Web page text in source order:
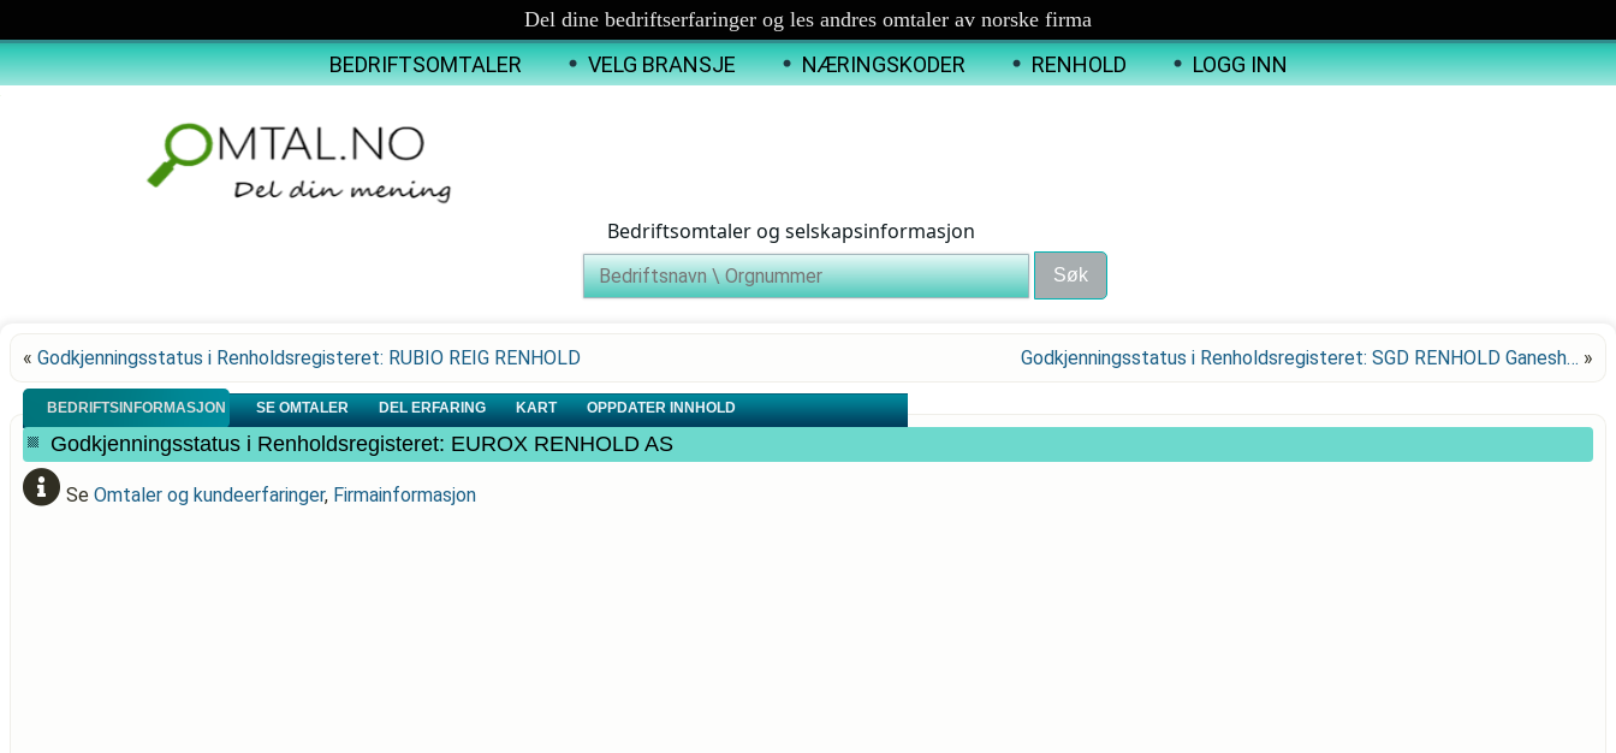
Del dine bedriftserfaringer og les andres omtaler av norske firma
BEDRIFTSOMTALER VELG BRANSJE NÆRINGSKODER RENHOLD LOGG INN
Bedriftsomtaler og selskapsinformasjon
« Godkjenningsstatus i Renholdsregisteret: RUBIO REIG RENHOLD Godkjenningsstatus i Renholdsregisteret: SGD RENHOLD Ganesh… »
BEDRIFTSINFORMASJON SE OMTALER DEL ERFARING KART OPPDATER INNHOLD
Godkjenningsstatus i Renholdsregisteret: EUROX RENHOLD AS
Se Omtaler og kundeerfaringer, Firmainformasjon